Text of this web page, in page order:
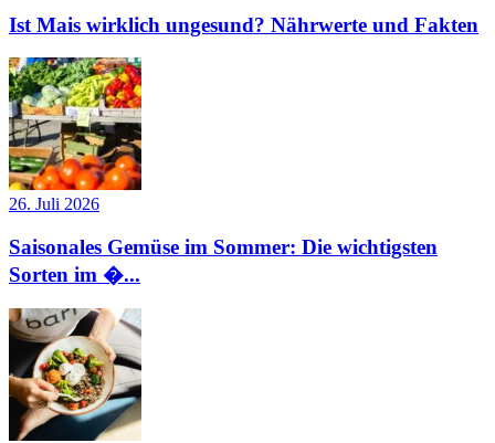
Ist Mais wirklich ungesund? Nährwerte und Fakten
26. Juli 2026
Saisonales Gemüse im Sommer: Die wichtigsten
Sorten im �...